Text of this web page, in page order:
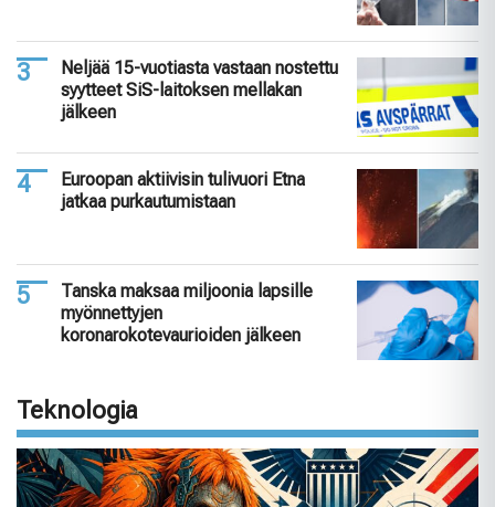
Neljää 15-vuotiasta vastaan nostettu
syytteet SiS-laitoksen mellakan
jälkeen
Euroopan aktiivisin tulivuori Etna
jatkaa purkautumistaan
Tanska maksaa miljoonia lapsille
myönnettyjen
koronarokotevaurioiden jälkeen
Teknologia